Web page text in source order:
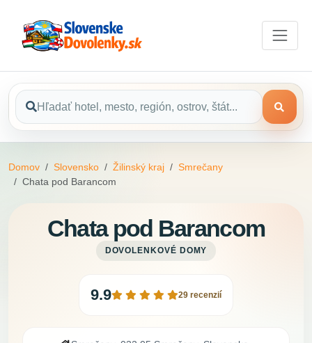
Domov Slovensko Žilinský kraj
Smrečany
Chata pod Barancom
Chata pod Barancom
DOVOLENKOVÉ DOMY
9.9 29 recenzií